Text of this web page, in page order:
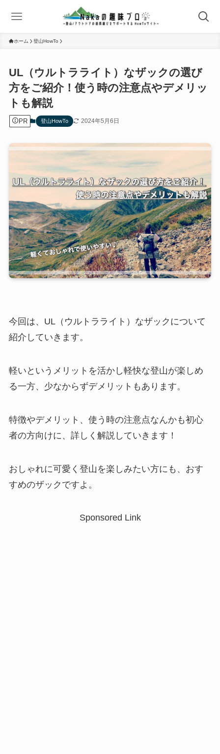
ホーム 登山HowTo
UL（ウルトラライト）なザックの選び
方をご紹介！使う時の注意点やデメリッ
トも解説
PR 登山HowTo 2024年5月6日
今回は、UL（ウルトラライト）なザックについて
紹介していきます。
軽いというメリットを活かし軽快な登山が楽しめ
る一方、少なからずデメリットもあります。
特徴やデメリット、使う時の注意点なんかも初心
者の方向けに、詳しく解説していきます！
おしゃれに可愛く登山を楽しみたい方にも、おす
すめのザックですよ。
Sponsored Link